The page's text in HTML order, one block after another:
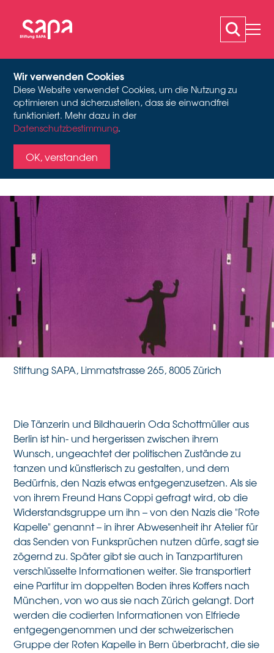
Wir verwenden Cookies
Diese Website verwendet Cookies, um die Nutzung zu
optimieren und sicherzustellen, dass sie einwandfrei
funktioniert. Mehr dazu in der
Datenschutzbestimmung.
OK, verstanden
LESUNG: PURPUR
VON KARIN HERMES
Buchcover Purpur von Karin Hermes
Tanzkunst,
Kinetographie und
Widerstand gegen den
Nationalsozialismus
27.3.2026
Stiftung SAPA, Limmatstrasse 265, 8005 Zürich
Die Tänzerin und Bildhauerin Oda Schottmüller aus
Berlin ist hin- und hergerissen zwischen ihrem
Wunsch, ungeachtet der politischen Zustände zu
tanzen und künstlerisch zu gestalten, und dem
Bedürfnis, den Nazis etwas entgegenzusetzen. Als sie
von ihrem Freund Hans Coppi gefragt wird, ob die
Widerstandsgruppe um ihn – von den Nazis die "Rote
Kapelle" genannt – in ihrer Abwesenheit ihr Atelier für
das Senden von Funksprüchen nutzen dürfe, sagt sie
zögernd zu. Später gibt sie auch in Tanzpartituren
verschlüsselte Informationen weiter. Sie transportiert
eine Partitur im doppelten Boden ihres Koffers nach
München, von wo aus sie nach Zürich gelangt. Dort
werden die codierten Informationen von Elfriede
entgegengenommen und der schweizerischen
Gruppe der Roten Kapelle in Bern überbracht, die sie